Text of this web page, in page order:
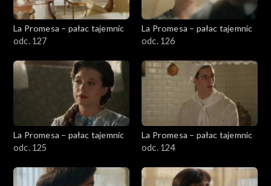
La Promesa – pałac tajemnic
odc. 127
La Promesa – pałac tajemnic
odc. 126
La Promesa – pałac tajemnic
odc. 125
La Promesa – pałac tajemnic
odc. 124